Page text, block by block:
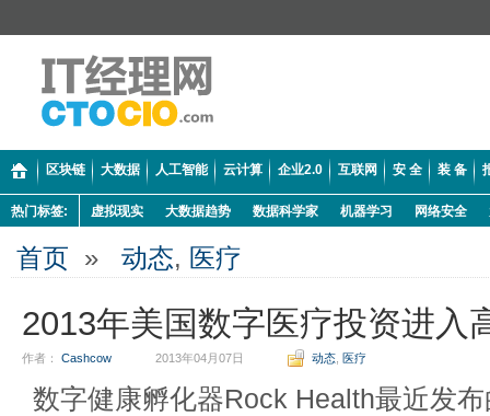
区块链 大数据 人工智能 云计算 企业2.0 互联网 安 全 装 备
热门标签: 虚拟现实 大数据趋势 数据科学家 机器学习 网络安全
首页 » 动态, 医疗
2013年美国数字医疗投资进入
作者： Cashcow 2013年04月07日 动态 医疗
数字健康孵化器Rock Health最近发布